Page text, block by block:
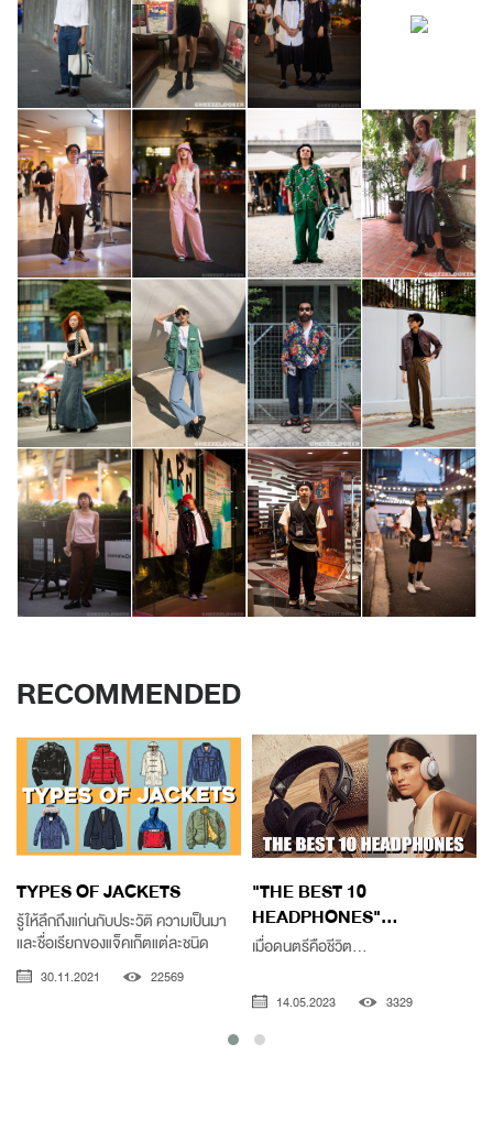
RECOMMENDED
TYPES OF JACKETS
รู้ให้ลึกถึงแก่นกับประวัติ ความเป็นมา
และชื่อเรียกของแจ็คเก็ตแต่ละชนิด
30.11.2021 22569
"THE BEST 10
HEADPHONES"...
เมื่อดนตรีคือชีวิต...
14.05.2023 3329